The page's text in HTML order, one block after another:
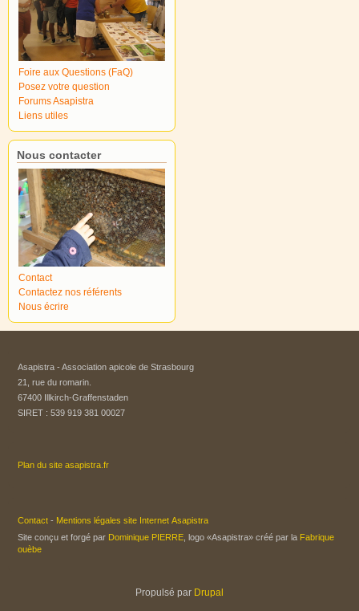
Foire aux Questions (FaQ)
Posez votre question
Forums Asapistra
Liens utiles
Nous contacter
Contact
Contactez nos référents
Nous écrire
Asapistra - Association apicole de Strasbourg​
21, rue du romarin.
67400 Illkirch-Graffenstaden
SIRET : 539 919 381 00027
Plan du site asapistra.fr
Contact - Mentions légales site Internet Asapistra
Site conçu et forgé par Dominique PIERRE , logo «Asapistra» créé par la Fabrique
ouèbe
Propulsé par Drupal